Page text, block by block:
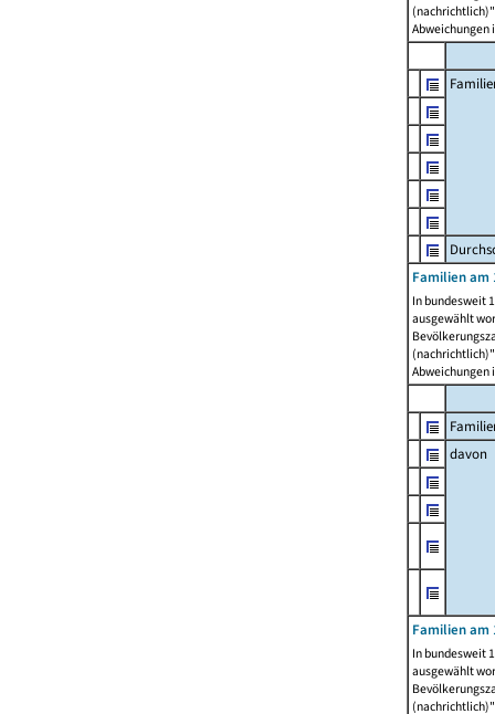
Abweichungen
Familien am
In bundesweit
ausgewählt
Abweichungen
davon
Familien am
In bundesweit
ausgewählt